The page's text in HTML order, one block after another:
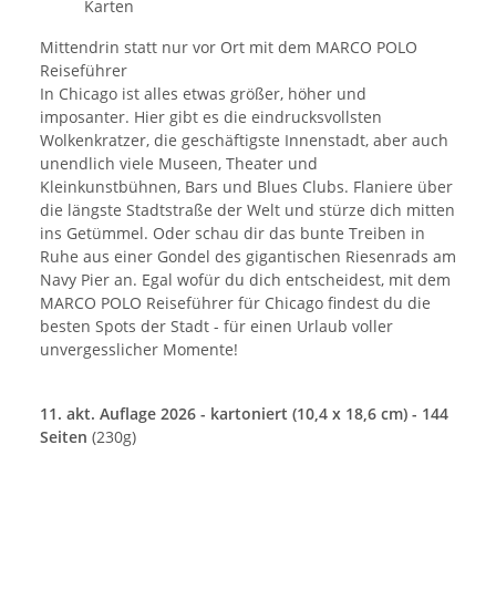
Karten
Mittendrin statt nur vor Ort mit dem MARCO POLO
Reiseführer
In Chicago ist alles etwas größer, höher und
imposanter. Hier gibt es die eindrucksvollsten
Wolkenkratzer, die geschäftigste Innenstadt, aber auch
unendlich viele Museen, Theater und
Kleinkunstbühnen, Bars und Blues Clubs. Flaniere über
die längste Stadtstraße der Welt und stürze dich mitten
ins Getümmel. Oder schau dir das bunte Treiben in
Ruhe aus einer Gondel des gigantischen Riesenrads am
Navy Pier an. Egal wofür du dich entscheidest, mit dem
MARCO POLO Reiseführer für Chicago findest du die
besten Spots der Stadt - für einen Urlaub voller
unvergesslicher Momente!
11. akt. Auflage 2026 - kartoniert (10,4 x 18,6 cm) - 144
Seiten (230g)